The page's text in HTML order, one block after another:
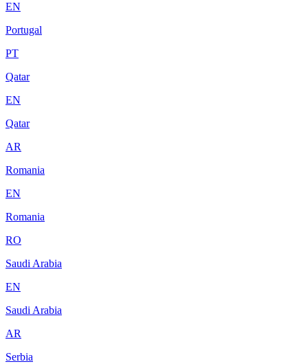
EN
Portugal
PT
Qatar
EN
Qatar
AR
Romania
EN
Romania
RO
Saudi Arabia
EN
Saudi Arabia
AR
Serbia